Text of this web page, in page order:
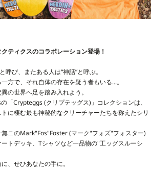
ティクスのコラボレーション登場！
呼び、またある人は“神話”と呼ぶ。
方で、それ自体の存在を疑う者もいる...。
の世界へ足を踏み入れよう。
「Crypteggs (クリプテッグス)」コレクションは、
に棲む最も神秘的なクリーチャーたちを称えたシリ
ニのMark"Fos"Foster (マーク"フォズ"フォスター)
トデッキ、Tシャツなど一品物の"工ッグスルーシ
、せひあなたの手に。